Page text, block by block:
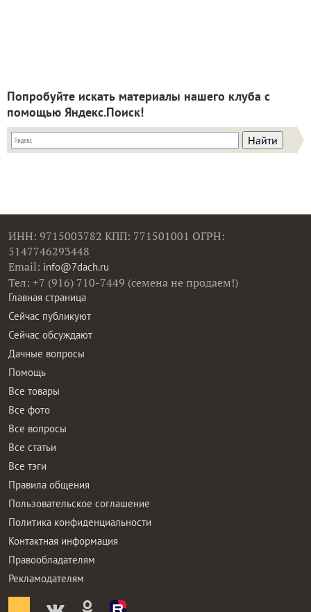
Попробуйте искать материалы нашего клуба с
помощью Яндекс.Поиск!
ИНН: 9715003782 КПП: 771501001 ОГРН:
5147746293448
Email: info@7dach.ru
Тел: +7 (916) 710-7449 (семена не продаем!)
Главная страница
Сейчас публикуют
Сейчас обсуждают
Дачные вопросы
Помощь
Все товары
Все фото
Все вопросы
Все статьи
Все тэги
Правила общения
Пользовательское соглашение
Политика конфиденциальности
Контактная информация
Правообладателям
Рекламодателям